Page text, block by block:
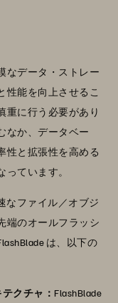
なデータ・ストレー
性能を向上させるこ
重に行う必要があり
なか、データベー
性と拡張性を高める
ています。
なファイル／オブジ
端のオールフラッシ
は、以下の
クチャ： FlashBlade